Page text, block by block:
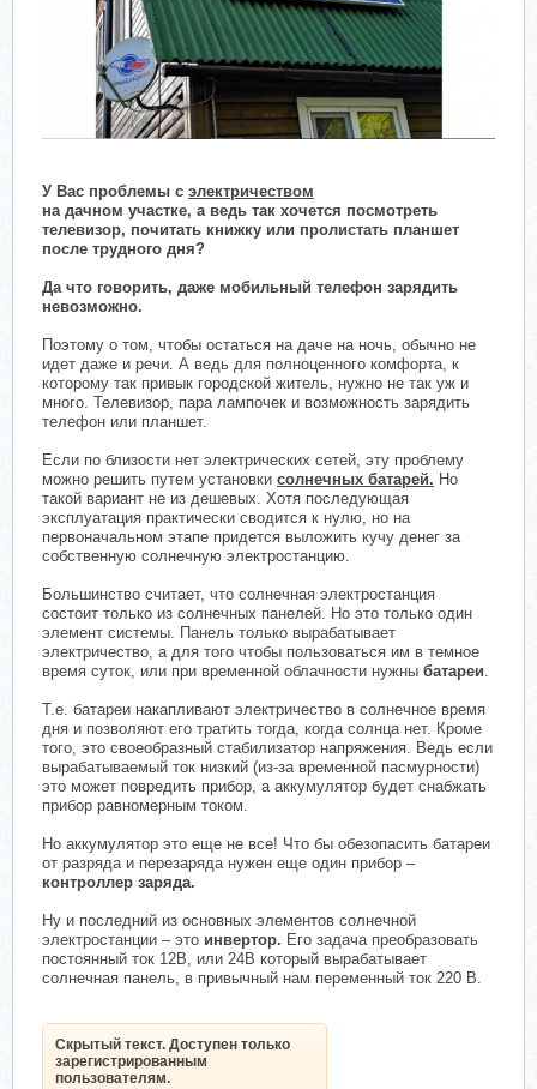
У Вас проблемы с электричеством
на дачном участке, а ведь так хочется посмотреть
телевизор, почитать книжку или пролистать планшет
после трудного дня?
Да что говорить, даже мобильный телефон зарядить
невозможно.
Поэтому о том, чтобы остаться на даче на ночь, обычно не
идет даже и речи. А ведь для полноценного комфорта, к
которому так привык городской житель, нужно не так уж и
много. Телевизор, пара лампочек и возможность зарядить
телефон или планшет.
Если по близости нет электрических сетей, эту проблему
можно решить путем установки солнечных батарей. Но
такой вариант не из дешевых. Хотя последующая
эксплуатация практически сводится к нулю, но на
первоначальном этапе придется выложить кучу денег за
собственную солнечную электростанцию.
Большинство считает, что солнечная электростанция
состоит только из солнечных панелей. Но это только один
элемент системы. Панель только вырабатывает
электричество, а для того чтобы пользоваться им в темное
время суток, или при временной облачности нужны батареи.
Т.е. батареи накапливают электричество в солнечное время
дня и позволяют его тратить тогда, когда солнца нет. Кроме
того, это своеобразный стабилизатор напряжения. Ведь если
вырабатываемый ток низкий (из-за временной пасмурности)
это может повредить прибор, а аккумулятор будет снабжать
прибор равномерным током.
Но аккумулятор это еще не все! Что бы обезопасить батареи
от разряда и перезаряда нужен еще один прибор –
контроллер заряда.
Ну и последний из основных элементов солнечной
электростанции – это инвертор. Его задача преобразовать
постоянный ток 12В, или 24В который вырабатывает
солнечная панель, в привычный нам переменный ток 220 В.
Скрытый текст. Доступен только
зарегистрированным
пользователям.